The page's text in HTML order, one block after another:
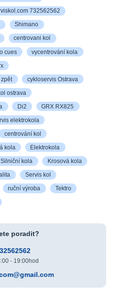
732562562
Shimano
centrovani kol
cues vycentrování kola
cykloservis Ostrava
ostrava
Di2 GRX RX825
elektrokola
centrování kol
kola Elektrokola
Silniční kola Krosová kola
Servis kol
ruční výroba Tektro
poradit?
- 19:00hod